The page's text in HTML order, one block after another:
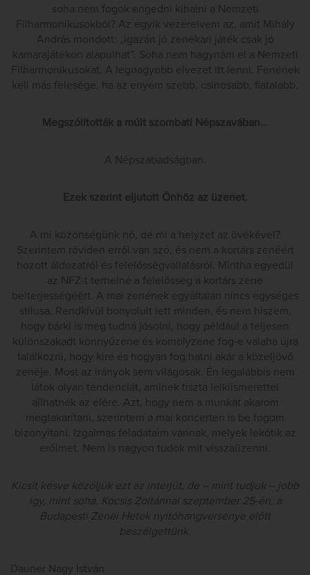
soha nem fogok engedni kihalni a Nemzeti
Filharmonikusokból? Az egyik vezérelvem az, amit Mihály
András mondott: „igazán jó zenekari játék csak jó
kamarajátékon alapulhat”. Soha nem hagynám el a Nemzeti
Filharmonikusokat. A legnagyobb élvezet itt lenni. Fenének
kell más felesége, ha az enyém szebb, csinosabb, fiatalabb.
Megszólították a múlt szombati Népszavában…
A Népszabadságban.
Ezek szerint eljutott Önhöz az üzenet.
A mi közönségünk nő, de mi a helyzet az övékével?
Szerintem röviden erről van szó, és nem a kortárs zenéért
hozott áldozatról és felelősségvállalásról. Mintha egyedül
az NFZ-t terhelné a felelősség a kortárs zene
belterjességéért. A mai zenének egyáltalán nincs egységes
stílusa. Rendkívül bonyolult lett minden, és nem hiszem,
hogy bárki is meg tudná jósolni, hogy például a teljesen
különszakadt könnyűzene és komolyzene fog-e valaha újra
találkozni, hogy kire és hogyan fog hatni akár a közeljövő
zenéje. Most az irányok sem világosak. Én legalábbis nem
látok olyan tendenciát, aminek tiszta lelkiismerettel
állhatnék az élére. Azt, hogy nem a munkát akarom
megtakarítani, szerintem a mai koncerten is be fogom
bizonyítani. Izgalmas feladataim vannak, melyek lekötik az
erőimet. Nem is nagyon tudok mit visszaüzenni.
Kicsit késve közöljük ezt az interjút, de – mint tudjuk – jobb
így, mint soha. Kocsis Zoltánnal szeptember 25-én, a
Budapesti Zenei Hetek nyitóhangversenye előtt
beszélgettünk.
Dauner Nagy István